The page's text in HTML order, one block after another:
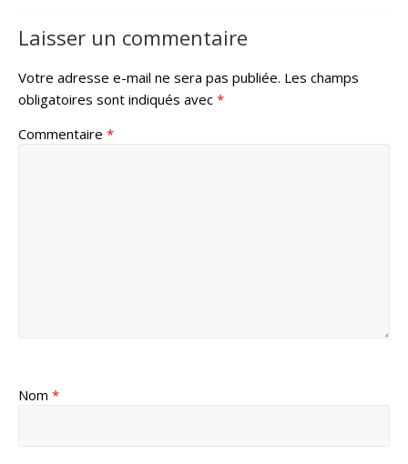
Laisser un commentaire
Votre adresse e-mail ne sera pas publiée. Les champs
obligatoires sont indiqués avec *
Commentaire *
Nom *